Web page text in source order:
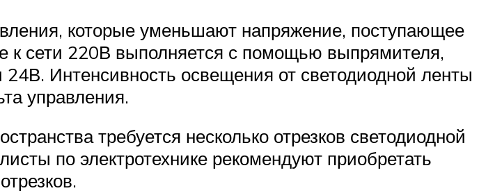
которые уменьшают напряжение, поступающее
к сети 220В выполняется с помощью выпрямителя,
Интенсивность освещения от светодиодной ленты
управления.
требуется несколько отрезков светодиодной
по электротехнике рекомендуют приобретать